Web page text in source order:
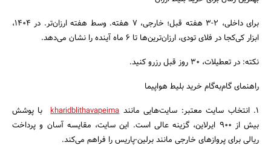
برای داخلی، ۲-۳ هفته قبل؛ خارجی، ۷ هفته. وسط هفته ارزان‌تر. در ۱۴۰۴،
ابزار کی‌کجا در فلای تودی، ارزان‌ترین‌ها تا ۶ ماه آینده را نشان می‌دهد.
نکته: در تعطیلات، ۳۰ روز قبل رزرو کنید.
راهنمای گام‌به‌گام خرید بلیط هواپیما
۱. انتخاب سایت معتبر: سایت‌هایی مانند
kharidblithavapeimaبا پوشش
بیش از ۹۰۰ ایرلاین، گزینه عالی است. این سایت، مقایسه آسان و پرداخت
ریالی برای پروازهای خارجی مانند برلین-پاریس را فراهم می‌کند.